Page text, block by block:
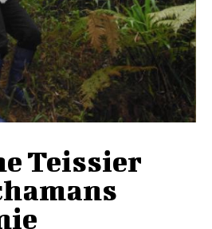
Teissier